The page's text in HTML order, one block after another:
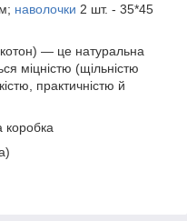
наволочки 2 шт. - 35*45
— це натуральна
міцністю (щільністю
практичністю й
коробка